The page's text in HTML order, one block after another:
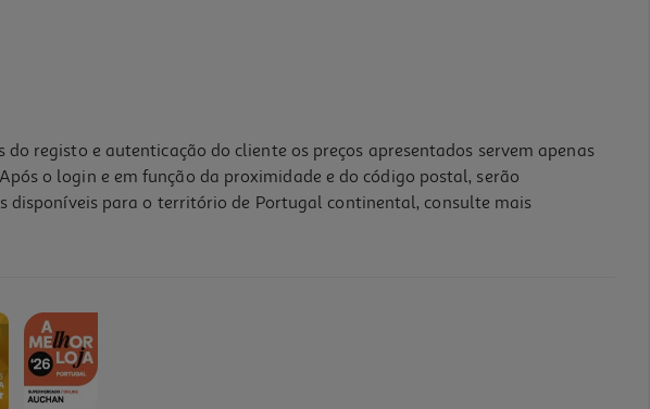
registo e autenticação do cliente os preços apresentados servem apenas
o login e em função da proximidade e do código postal, serão
disponíveis para o território de Portugal continental, consulte mais